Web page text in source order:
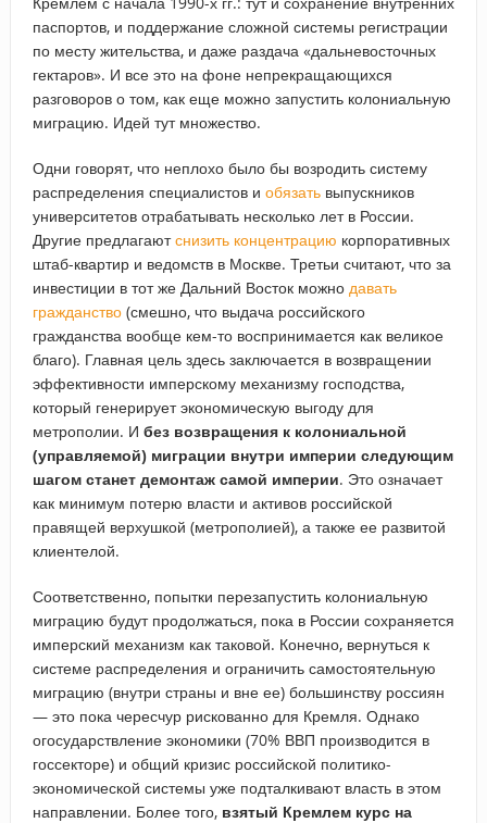
паспортов, и поддержание сложной системы регистрации
по месту жительства, и даже раздача «дальневосточных
гектаров». И все это на фоне непрекращающихся
разговоров о том, как еще можно запустить колониальную
миграцию. Идей тут множество.
Одни говорят, что неплохо было бы возродить систему
распределения специалистов и обязатьвыпускников
университетов отрабатывать несколько лет в России.
Другие предлагаютснизить концентрацию корпоративных
штаб-квартир и ведомств в Москве. Третьи считают, что за
инвестиции в тот же Дальний Восток можно давать
гражданство(смешно, что выдача российского
гражданства вообще кем-то воспринимается как великое
благо). Главная цель здесь заключается в возвращении
эффективности имперскому механизму господства,
который генерирует экономическую выгоду для
метрополии. И без возвращения к колониальной
(управляемой) миграции внутри империи следующим
шагом станет демонтаж самой империи. Это означает
как минимум потерю власти и активов российской
правящей верхушкой (метрополией), а также ее развитой
клиентелой.
Соответственно, попытки перезапустить колониальную
миграцию будут продолжаться, пока в России сохраняется
имперский механизм как таковой. Конечно, вернуться к
системе распределения и ограничить самостоятельную
миграцию (внутри страны и вне ее) большинству россиян
— это пока чересчур рискованно для Кремля. Однако
огосударствление экономики (70% ВВП производится в
госсекторе) и общий кризис российской политико-
экономической системы уже подталкивают власть в этом
направлении. Более того, взятый Кремлем курс на